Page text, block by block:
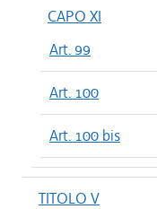
CAPO XI
Art. 99
Art. 100
Art. 100 bis
TITOLO V